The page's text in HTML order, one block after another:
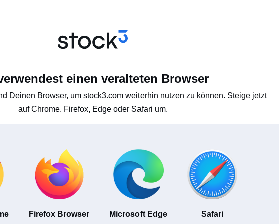
einen veralteten Browser
Deinen Browser, um stock3.com weiterhin nutzen zu können. Steige jetzt
auf Chrome, Firefox, Edge oder Safari um.
Firefox Browser Microsoft Edge Safari